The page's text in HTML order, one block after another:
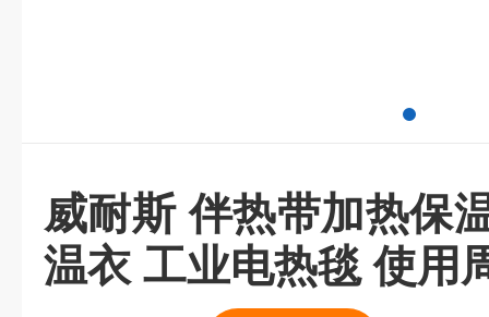
威耐斯 伴热带加热保
温衣 工业电热毯 使用